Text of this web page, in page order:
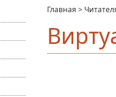
Главная >